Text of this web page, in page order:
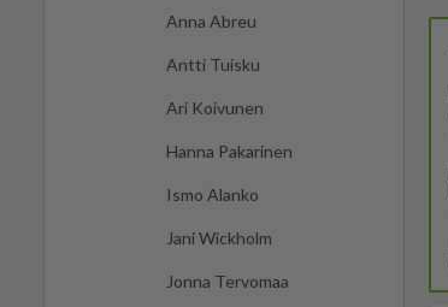
Anna Abreu
Antti Tuisku
Ari Koivunen
Hanna Pakarinen
Ismo Alanko
Jani Wickholm
Jonna Tervomaa